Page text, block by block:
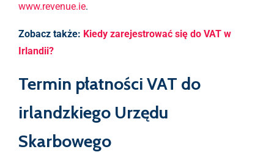
www.revenue.ie.
Zobacz także: Kiedy zarejestrować się do VAT w
Irlandii?
Termin płatności VAT do
irlandzkiego Urzędu
Skarbowego